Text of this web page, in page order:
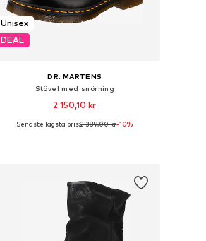
Unisex
DEAL
DR. MARTENS
Stövel med snörning
2 150,10 kr
Tillgänglig i många storlekar
Senaste lägsta pris:2 389,00 kr-10%